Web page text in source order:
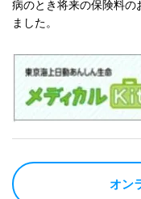
病のとき将来の保険料の
ました。
オン